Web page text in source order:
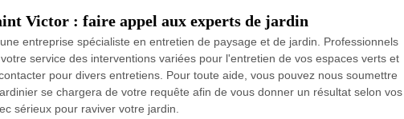
Victor : faire appel aux experts de jardin
entreprise spécialiste en entretien de paysage et de jardin. Professionnels
service des interventions variées pour l'entretien de vos espaces verts et
pour divers entretiens. Pour toute aide, vous pouvez nous soumettre
se chargera de votre requête afin de vous donner un résultat selon vos
sérieux pour raviver votre jardin.